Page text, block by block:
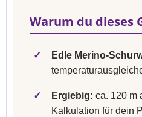
Warum du dieses
✓ Edle Merino-
✓ Ergiebig: ca. 120 m
Kalkulation für dein